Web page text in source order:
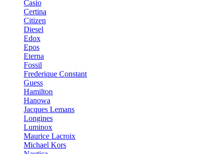
Casio
Certina
Citizen
Diesel
Edox
Epos
Eterna
Fossil
Frederique Constant
Guess
Hamilton
Hanowa
Jacques Lemans
Longines
Luminox
Maurice Lacroix
Michael Kors